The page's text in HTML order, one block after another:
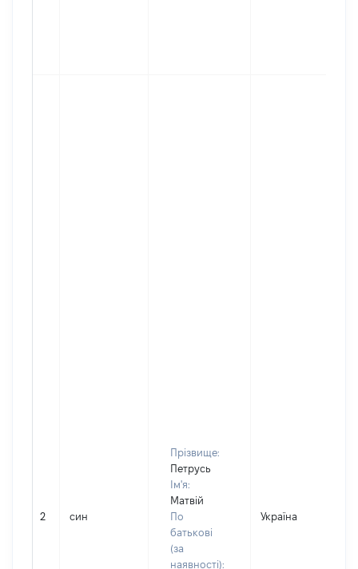
2 син
Прізвище:
Петрусь
Ім'я:
Матвій
По
батькові
(за
наявності):
Україна